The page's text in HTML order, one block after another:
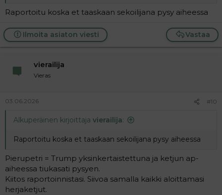
Raportoitu koska et taaskaan sekoilijana pysy aiheessa
Vastaa
Ilmoita asiaton viesti
vierailija
Vieras
03.06.2026 #10
Alkuperäinen kirjoittaja vierailija:
Raportoitu koska et taaskaan sekoilijana pysy aiheessa
Pierupetri = Trump yksinkertaistettuna ja ketjun ap-
aiheessa tiukasati pysyen.
Kiitos raportoinnistasi. Siivoa samalla kaikki aloittamasi
herjaketjut.